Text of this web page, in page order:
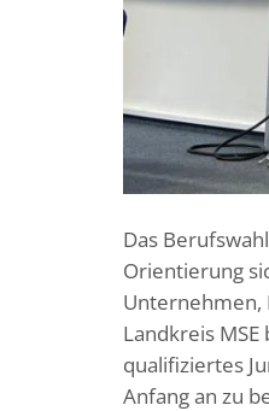
Das
Orientierung
Unternehmen,
Landkreis
qualifiziertes
Anfang an zu